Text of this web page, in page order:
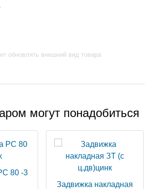
обновлять внешний вид товара
могут понадобиться
80 -3
Задвижка накладная